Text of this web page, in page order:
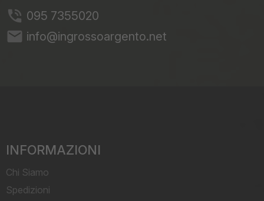
095 7355020
email info@ingrossoargento.net
INFORMAZIONI
Chi Siamo
Spedizioni